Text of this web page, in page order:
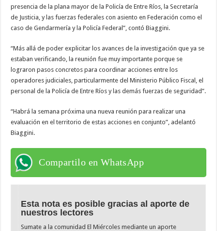
presencia de la plana mayor de la Policía de Entre Ríos, la Secretaría
de Justicia, y las fuerzas federales con asiento en Federación como el
caso de Gendarmería y la Policía Federal”, contó Biaggini.
“Más allá de poder explicitar los avances de la investigación que ya se
estaban verificando, la reunión fue muy importante porque se
lograron pasos concretos para coordinar acciones entre los
operadores judiciales, particularmente del Ministerio Público Fiscal, el
personal de la Policía de Entre Ríos y las demás fuerzas de seguridad”.
“Habrá la semana próxima una nueva reunión para realizar una
evaluación en el territorio de estas acciones en conjunto”, adelantó
Biaggini.
Compartilo en WhatsApp
Esta nota es posible gracias al aporte de
nuestros lectores
Sumate a la comunidad El Miércoles mediante un aporte